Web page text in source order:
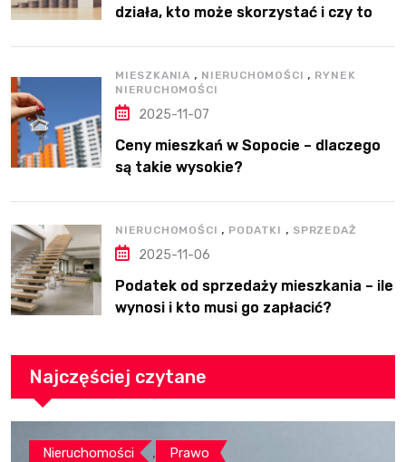
działa, kto może skorzystać i czy to
MIESZKANIA , NIERUCHOMOŚCI , RYNEK
NIERUCHOMOŚCI
2025-11-07
Ceny mieszkań w Sopocie – dlaczego
są takie wysokie?
NIERUCHOMOŚCI , PODATKI , SPRZEDAŻ
2025-11-06
Podatek od sprzedaży mieszkania – ile
wynosi i kto musi go zapłacić?
Najczęściej czytane
Nieruchomości , Prawo